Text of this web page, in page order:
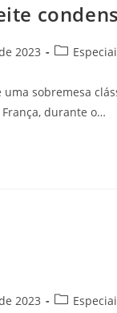
2023
sobremesa
durante o…
2023